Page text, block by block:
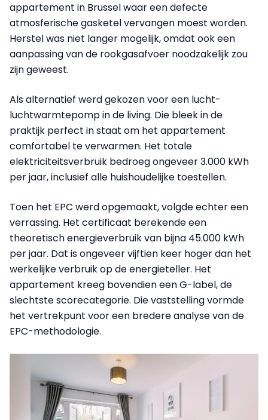
appartement in Brussel waar een defecte
atmosferische gasketel vervangen moest worden.
Herstel was niet langer mogelijk, omdat ook een
aanpassing van de rookgasafvoer noodzakelijk zou
zijn geweest.
Als alternatief werd gekozen voor een lucht-
luchtwarmtepomp in de living. Die bleek in de
praktijk perfect in staat om het appartement
comfortabel te verwarmen. Het totale
elektriciteitsverbruik bedroeg ongeveer 3.000 kWh
per jaar, inclusief alle huishoudelijke toestellen.
Toen het EPC werd opgemaakt, volgde echter een
verrassing. Het certificaat berekende een
theoretisch energieverbruik van bijna 45.000 kWh
per jaar. Dat is ongeveer vijftien keer hoger dan het
werkelijke verbruik op de energieteller. Het
appartement kreeg bovendien een G-label, de
slechtste scorecategorie. Die vaststelling vormde
het vertrekpunt voor een bredere analyse van de
EPC-methodologie.